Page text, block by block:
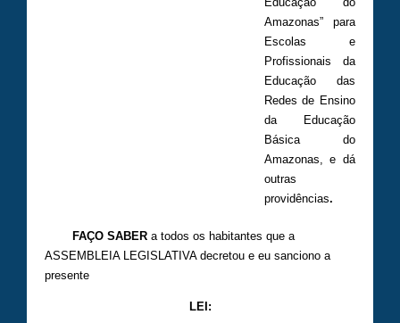
Amazonas” para
Escolas e
Profissionais da
Educação das
Redes de Ensino
da Educação
Básica do
Amazonas, e dá
outras
providências.
FAÇO SABER a todos os habitantes que a
ASSEMBLEIA LEGISLATIVA decretou e eu sanciono a
presente
LEI: